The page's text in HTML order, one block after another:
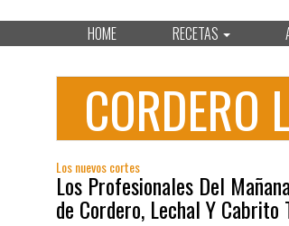
HOME RECETAS
CORDERO
Los nuevos cortes
Los Profesionales Del
de Cordero, Lechal Y Cabrito